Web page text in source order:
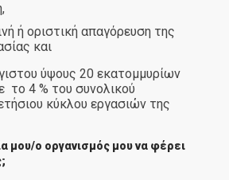
ή οριστική απαγόρευση της
και
ύψους 20 εκατομμυρίων
το 4 % του συνολικού
κύκλου εργασιών της
μου/ο οργανισμός μου να φέρει